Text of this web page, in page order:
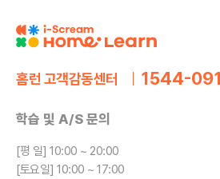
홈런 고객감동센터
학습 및 A/S 문의
[평 일] 10:00 ~ 20:00
[토요일] 10:00 ~ 17:00
1544-